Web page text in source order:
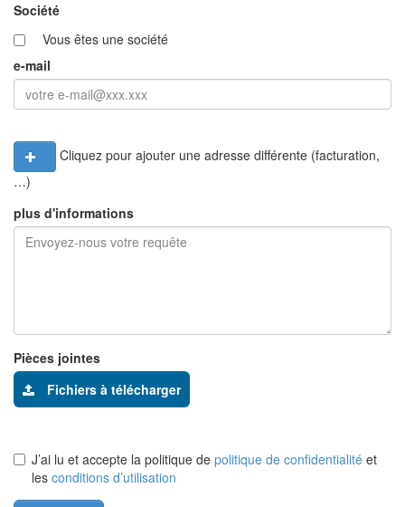
Société
Vous êtes une société
e-mail
Cliquez pour ajouter une adresse différente (facturation,
…)
plus d'informations
Pièces jointes
Fichiers à télécharger
J’ai lu et accepte la politique de politique de confidentialité et
les conditions d’utilisation